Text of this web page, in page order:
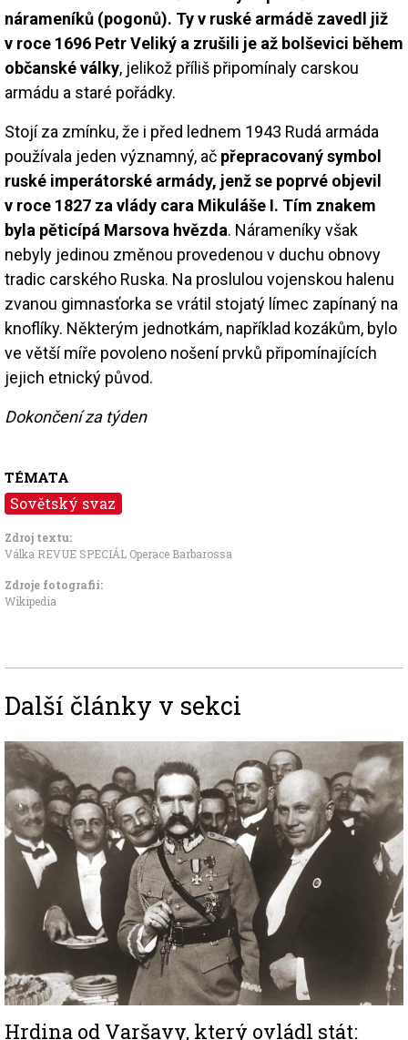
nárameníků (pogonů). Ty v ruské armádě zavedl již
v roce 1696 Petr Veliký a zrušili je až bolševici během
občanské války, jelikož příliš připomínaly carskou
armádu a staré pořádky.
Stojí za zmínku, že i před lednem 1943 Rudá armáda
používala jeden významný, ač přepracovaný symbol
ruské imperátorské armády, jenž se poprvé objevil
v roce 1827 za vlády cara Mikuláše I. Tím znakem
byla pěticípá Marsova hvězda. Nárameníky však
nebyly jedinou změnou provedenou v duchu obnovy
tradic carského Ruska. Na proslulou vojenskou halenu
zvanou gimnasťorka se vrátil stojatý límec zapínaný na
knoflíky. Některým jednotkám, například kozákům, bylo
ve větší míře povoleno nošení prvků připomínajících
jejich etnický původ.
Dokončení za týden
TÉMATA
Sovětský svaz
Zdroj textu:
Válka REVUE SPECIÁL Operace Barbarossa
Zdroje fotografii:
Wikipedia
Další články v sekci
Image
Hrdina od Varšavy, který ovládl stát: